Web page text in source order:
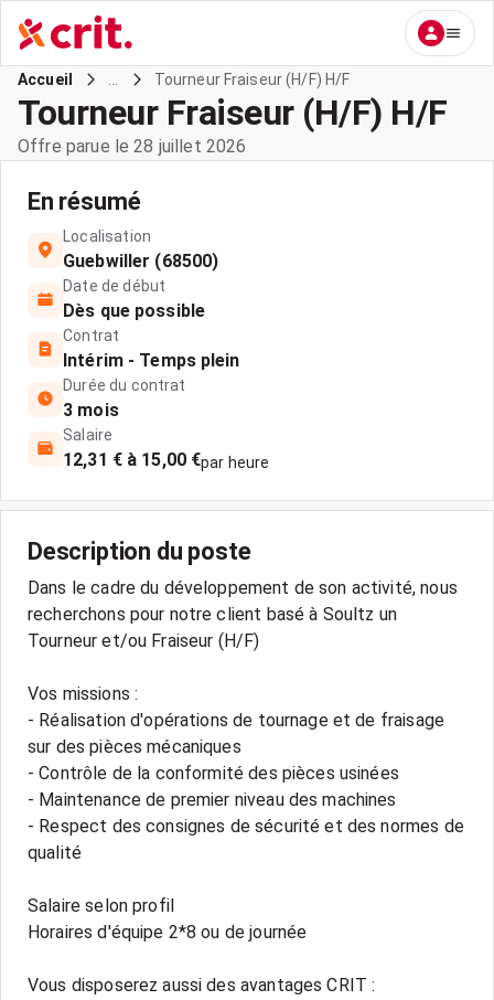
Accueil Tourneur Fraiseur (H/F) H/F
Tourneur Fraiseur (H/F) H/F
Offre parue le 28 juillet 2026
En résumé
Localisation
Guebwiller (68500)
Date de début
Dès que possible
Contrat
Intérim - Temps plein
Durée du contrat
3 mois
Salaire
12,31 € à 15,00 €par heure
Description du poste
Dans le cadre du développement de son activité, nous
recherchons pour notre client basé à Soultz un
Tourneur et/ou Fraiseur (H/F)
Vos missions :
- Réalisation d'opérations de tournage et de fraisage
sur des pièces mécaniques
- Contrôle de la conformité des pièces usinées
- Maintenance de premier niveau des machines
- Respect des consignes de sécurité et des normes de
qualité
Salaire selon profil
Horaires d'équipe 2*8 ou de journée
Vous disposerez aussi des avantages CRIT :